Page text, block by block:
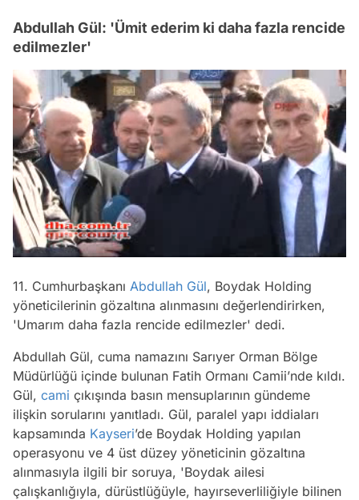
Abdullah Gül: 'Ümit ederim ki daha fazla rencide
edilmezler'
/
11. Cumhurbaşkanı Abdullah Gül, Boydak Holding
yöneticilerinin gözaltına alınmasını değerlendirirken,
'Umarım daha fazla rencide edilmezler' dedi.
Abdullah Gül, cuma namazını Sarıyer Orman Bölge
Müdürlüğü içinde bulunan Fatih Ormanı Camii’nde kıldı.
Gül, cami çıkışında basın mensuplarının gündeme
ilişkin sorularını yanıtladı. Gül, paralel yapı iddiaları
kapsamında Kayseri’de Boydak Holding yapılan
operasyonu ve 4 üst düzey yöneticinin gözaltına
alınmasıyla ilgili bir soruya, 'Boydak ailesi
çalışkanlığıyla, dürüstlüğüyle, hayırseverliliğiyle bilinen